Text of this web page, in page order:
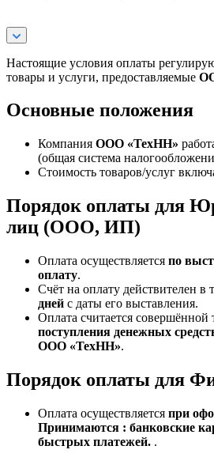
Настоящие условия оплаты
товары и услуги, предоставляемые
Основные положения
Компания ООО «ТехНН»
(общая система
Стоимость товаров/услуг
Порядок оплаты для
лиц (ООО, ИП)
Оплата осуществляется по
оплату.
Счёт на оплату действителен в
дней с даты его выставления.
Оплата считается совершённой
поступления денежных
ООО «ТехНН».
Порядок оплаты для
Оплата осуществляется при
Принимаются : банковские
быстрых платежей. .